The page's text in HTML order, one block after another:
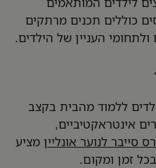
כוללים תכנים מרתקים
העניין של הילדים.
ללמוד מהבית בקצב
אינטראקטיביים,
סייבר לנוער אונליין מציע
זמן ומקום.